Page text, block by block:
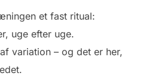
et fast ritual:
uge efter uge.
variation – og det er her,